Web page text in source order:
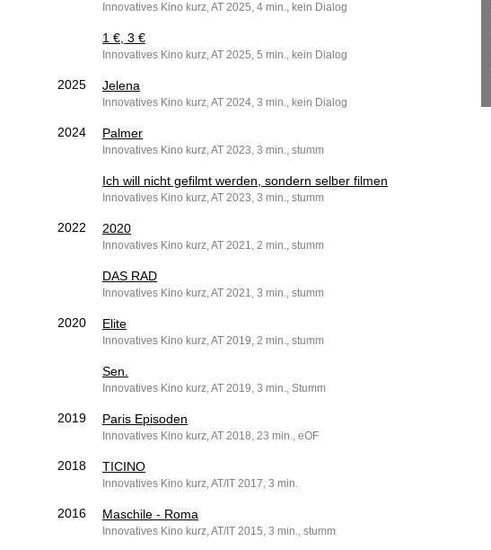
Innovatives Kino kurz, AT 2025, 4 min., kein Dialog
1 €, 3 €
Innovatives Kino kurz, AT 2025, 5 min., kein Dialog
2025 Jelena
Innovatives Kino kurz, AT 2024, 3 min., kein Dialog
2024 Palmer
Innovatives Kino kurz, AT 2023, 3 min., stumm
Ich will nicht gefilmt werden, sondern selber filmen
Innovatives Kino kurz, AT 2023, 3 min., stumm
2022 2020
Innovatives Kino kurz, AT 2021, 2 min., stumm
DAS RAD
Innovatives Kino kurz, AT 2021, 3 min., stumm
2020 Elite
Innovatives Kino kurz, AT 2019, 2 min., stumm
Sen.
Innovatives Kino kurz, AT 2019, 3 min., Stumm
2019 Paris Episoden
Innovatives Kino kurz, AT 2018, 23 min., eOF
2018 TICINO
Innovatives Kino kurz, AT/IT 2017, 3 min.
2016 Maschile - Roma
Innovatives Kino kurz, AT/IT 2015, 3 min., stumm